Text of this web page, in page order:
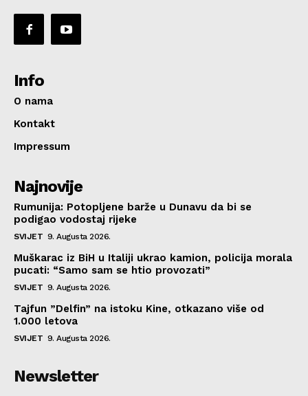
Info
O nama
Kontakt
Impressum
Najnovije
Rumunija: Potopljene barže u Dunavu da bi se
podigao vodostaj rijeke
SVIJET 9. Augusta 2026.
Muškarac iz BiH u Italiji ukrao kamion, policija morala
pucati: “Samo sam se htio provozati”
SVIJET 9. Augusta 2026.
Tajfun ”Delfin” na istoku Kine, otkazano više od
1.000 letova
SVIJET 9. Augusta 2026.
Newsletter